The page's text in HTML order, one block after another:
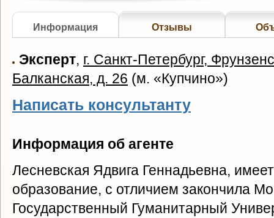
Информация Отзывы
Эксперт, г. Санкт-Петербург,
Балканская, д. 26 (м. «Купчино»)
Написать консультанту
Информация об агенте
Лесневская Ядвига Геннадьевна,
образование, с отличием закончила
Государственный Гуманитарный